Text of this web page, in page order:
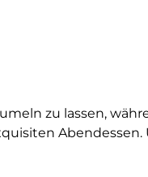
zu lassen,
Abendessen.